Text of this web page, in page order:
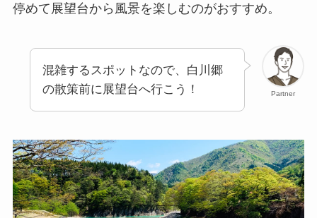
停めて展望台から風景を楽しむのがおすすめ。
Partner
混雑するスポットなので、白川郷
の散策前に展望台へ行こう！